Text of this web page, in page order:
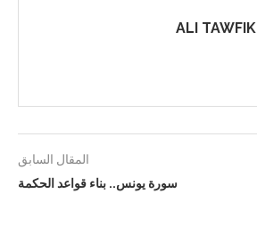
ALI TAWFIK
المقال السابق
سورة يونس.. بناء قواعد الحكمة